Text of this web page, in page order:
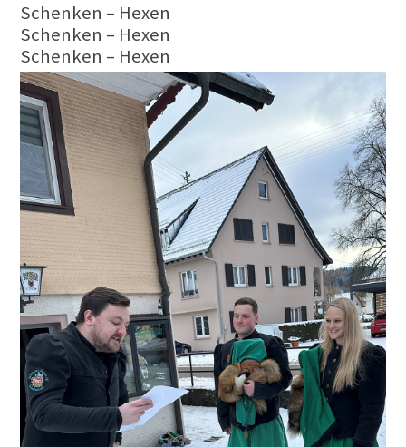
Schenken – Hexen
Schenken – Hexen
Schenken – Hexen